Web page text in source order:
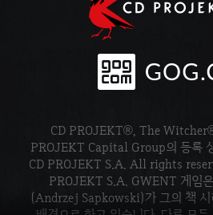
CD PROJEKT®, The
PROJEKT Capital Group의 등록
CD PROJEKT S.A. All rights
PROJEKT S.A. GWENT 게임
(Andrzej Sapkowski)가 그의 책 시